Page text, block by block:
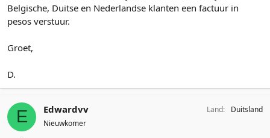
Belgische, Duitse en Nederlandse klanten een factuur in
pesos verstuur.
Groet,
D.
E Edwardvv
Nieuwkomer
Land Duitsland